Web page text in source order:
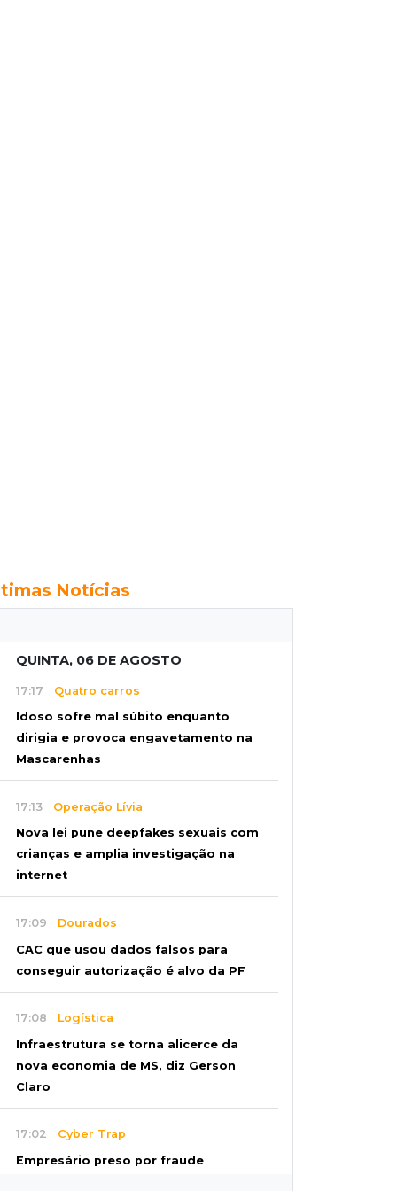
Notícias
QUINTA, 06 DE AGOSTO
17:17 Quatro carros
Idoso sofre mal súbito enquanto
dirigia e provoca engavetamento na
Mascarenhas
17:13 Operação Lívia
Nova lei pune deepfakes sexuais com
crianças e amplia investigação na
internet
17:09 Dourados
CAC que usou dados falsos para
conseguir autorização é alvo da PF
17:08 Logística
Infraestrutura se torna alicerce da
nova economia de MS, diz Gerson
Claro
17:02 Cyber Trap
Empresário preso por fraude